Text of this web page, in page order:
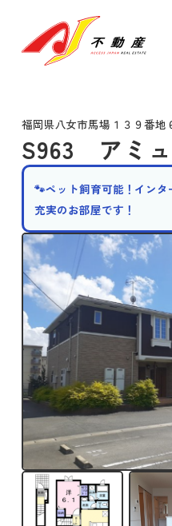
福岡県八女市馬場１３９番地
S963 アミュ
🐾ペット飼育可能！イン
充実のお部屋です！